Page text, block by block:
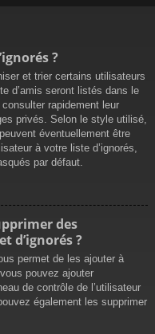
?
et trier certains utilisateurs
d’amis seront listés dans le
rapidement leur
privés. Selon le style utilisé,
éventuellement être
à votre liste d’ignorés,
par défaut.
des
d’ignorés ?
permet de les ajouter à
pouvez ajouter
de contrôle de l’utilisateur
également les supprimer